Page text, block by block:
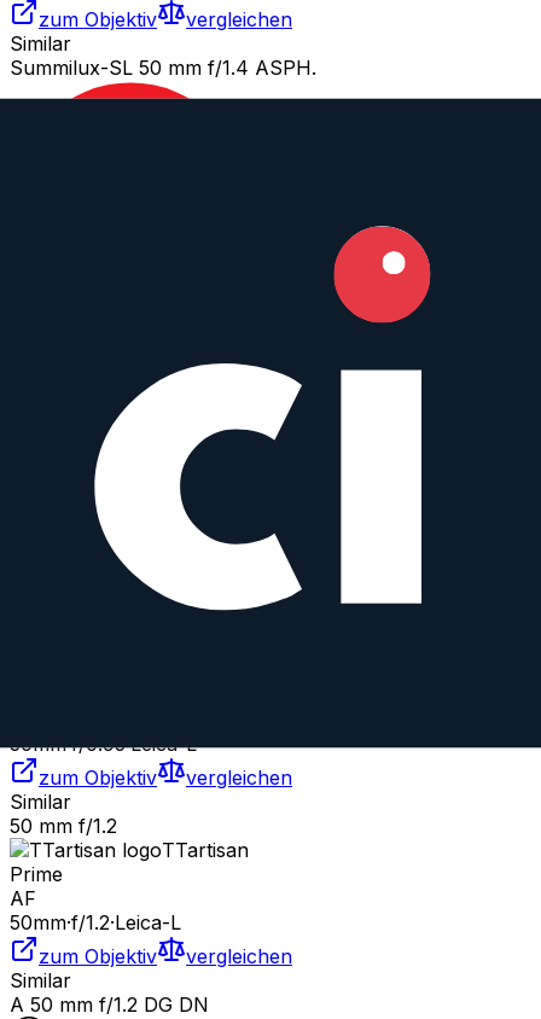
zum Objektiv
vergleichen
Similar
Summilux-SL 50 mm f/1.4 ASPH.
Leica-L
zum Objektiv
vergleichen
Tilt 50 mm f/1.4
TTartisan
Leica-L
zum Objektiv
vergleichen
50mm·f/0.95·Leica-L
zum Objektiv
vergleichen
Similar
50 mm f/1.2
TTartisan
Prime
AF
50mm·f/1.2·Leica-L
zum Objektiv
vergleichen
Similar
A 50 mm f/1.2 DG DN